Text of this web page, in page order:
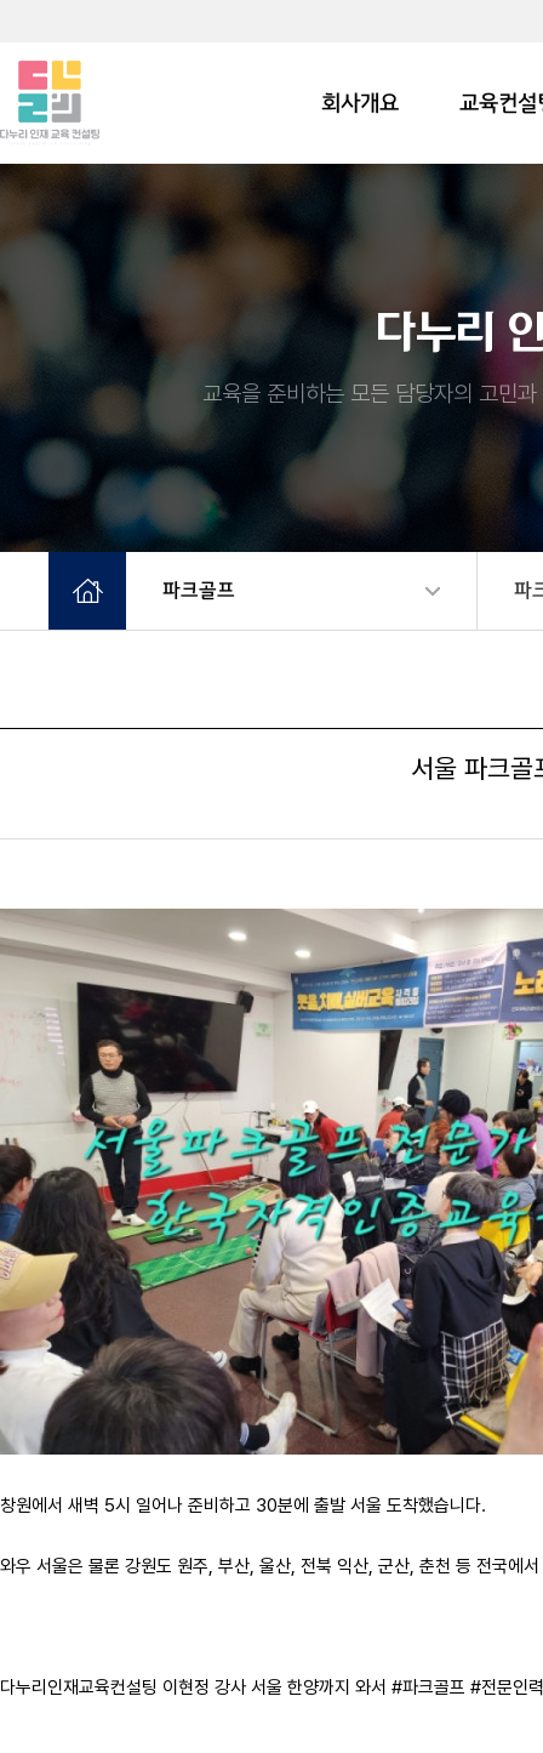
회사개요 교육컨설
다누리
교육을 준비하는 모든 담당자의 고민
파크골프 파
서울 파크골
창원에서 새벽 5시 일어나 준비하고 30분에 출발 서울 도착했습니다.
와우 서울은 물론 강원도 원주, 부산, 울산, 전북 익산, 군산, 춘천 등 전국에
다누리인재교육컨설팅 이현정 강사 서울 한양까지 와서 #파크골프 #전문인